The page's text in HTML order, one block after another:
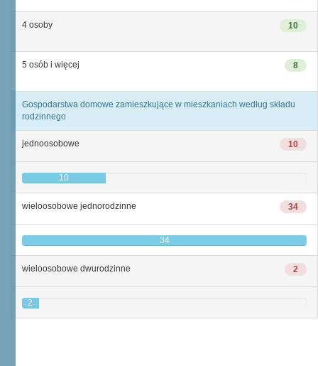
10
4 osoby
8
5 osób i więcej
Gospodarstwa domowe zamieszkujące w mieszkaniach według składu
rodzinnego
10
jednoosobowe
10
34
wieloosobowe jednorodzinne
34
2
wieloosobowe dwurodzinne
2